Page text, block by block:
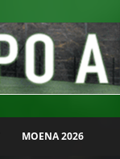
MOENA 2026